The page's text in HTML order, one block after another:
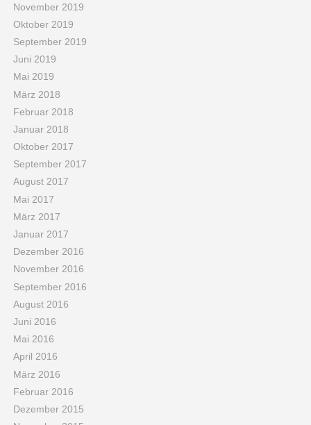
November 2019
Oktober 2019
September 2019
Juni 2019
Mai 2019
März 2018
Februar 2018
Januar 2018
Oktober 2017
September 2017
August 2017
Mai 2017
März 2017
Januar 2017
Dezember 2016
November 2016
September 2016
August 2016
Juni 2016
Mai 2016
April 2016
März 2016
Februar 2016
Dezember 2015